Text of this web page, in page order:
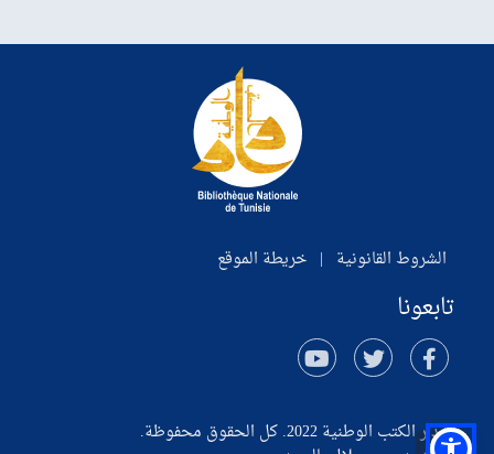
الشروط القانونية | خريطة الموقع
تابعونا
© دار الكتب الوطنية 2022. كل الحقوق محفوظة.